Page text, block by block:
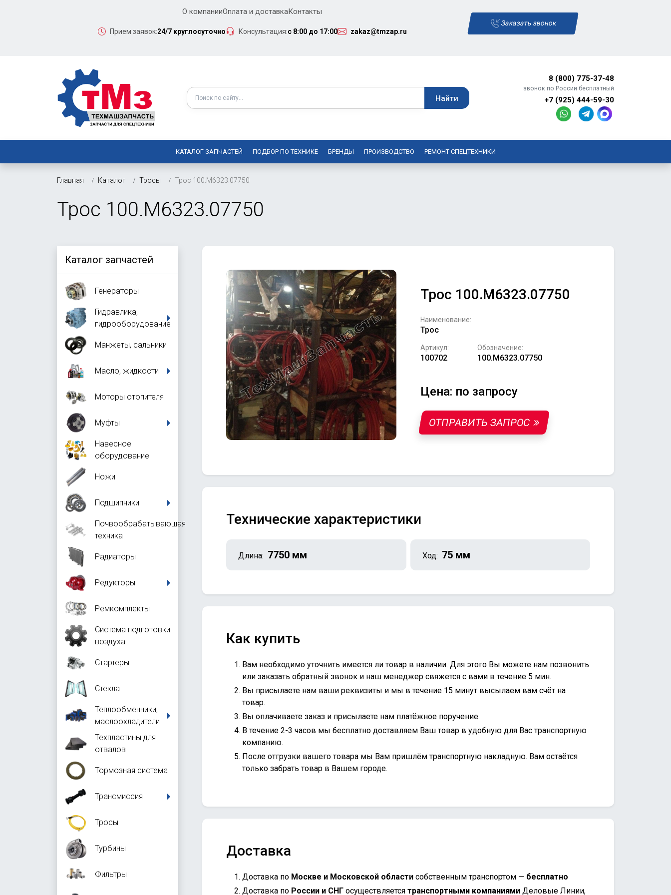
О компанииОплата и доставкаКонтакты
Прием заявок:24/7 круглосуточно Консультация:с 8:00 до 17:00 zakaz@tmzap.ru
Заказать звонок
8 (800) 775-37-48
звонок по России бесплатный
+7 (925) 444-59-30
КАТАЛОГ ЗАПЧАСТЕЙ ПОДБОР ПО ТЕХНИКЕ БРЕНДЫ ПРОИЗВОДСТВО РЕМОНТ СПЕЦТЕХНИКИ
Главная Каталог Тросы Трос 100.М6323.07750
Трос 100.М6323.07750
Каталог запчастей
Генераторы
Гидравлика,
гидрооборудование
Манжеты, сальники
Масло, жидкости
Моторы отопителя
Муфты
Навесное
оборудование
Ножи
Подшипники
Почвообрабатывающая
техника
Радиаторы
Редукторы
Ремкомплекты
Система подготовки
воздуха
Стартеры
Стекла
Теплообменники,
маслоохладители
Техпластины для
отвалов
Тормозная система
Трансмиссия
Тросы
Турбины
Фильтры
Трос 100.М6323.07750
Наименование:
Трос
Артикул:
100702
Обозначение:
100.М6323.07750
Цена: по запросу
ОТПРАВИТЬ ЗАПРОС
Технические характеристики
Длина: 7750 мм Ход: 75 мм
Как купить
Вам необходимо уточнить имеется ли товар в наличии. Для этого Вы можете нам позвонить
или заказать обратный звонок и наш менеджер свяжется с вами в течение 5 мин.
Вы присылаете нам ваши реквизиты и мы в течение 15 минут высылаем вам счёт на
товар.
Вы оплачиваете заказ и присылаете нам платёжное поручение.
В течение 2-3 часов мы бесплатно доставляем Ваш товар в удобную для Вас транспортную
компанию.
После отгрузки вашего товара мы Вам пришлём транспортную накладную. Вам остаётся
только забрать товар в Вашем городе.
Доставка
Доставка по Москве и Московской области собственным транспортом — бесплатно
Доставка по России и СНГ осуществляется транспортными компаниями Деловые Линии,